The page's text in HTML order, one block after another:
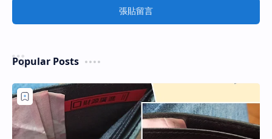
張貼留言
Popular Posts